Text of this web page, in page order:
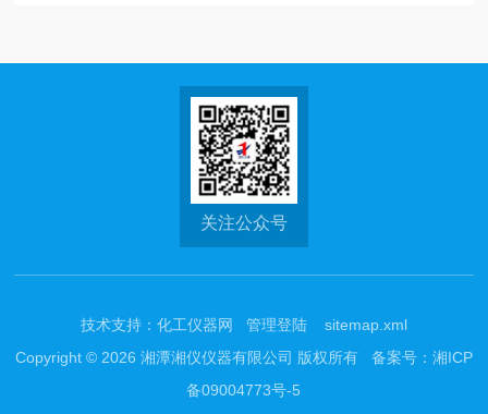
关注公众号
技术支持： 化工仪器网 管理登陆
sitemap.xml
Copyright © 2026 湘潭湘仪仪器有限公司 版权所有 备案号：湘ICP
备09004773号-5